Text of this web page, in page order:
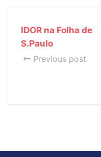
IDOR na Folha de
S.Paulo
Previous post